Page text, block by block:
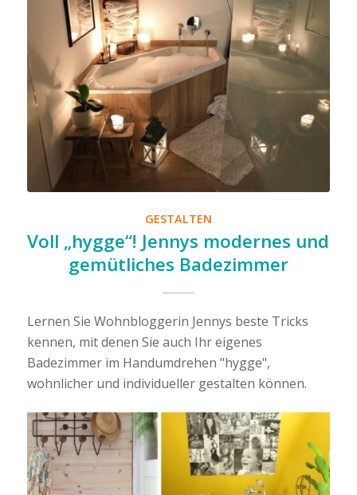
GESTALTEN
Voll „hygge“! Jennys modernes und
gemütliches Badezimmer
Lernen Sie Wohnbloggerin Jennys beste Tricks
kennen, mit denen Sie auch Ihr eigenes
Badezimmer im Handumdrehen "hygge",
wohnlicher und individueller gestalten können.